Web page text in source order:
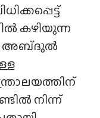
കഴിയുന്ന
അബ്‌ദുൽ
നിന്ന്